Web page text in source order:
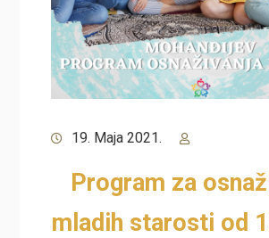
19. Maja 2021.
Program za
mladih starosti od